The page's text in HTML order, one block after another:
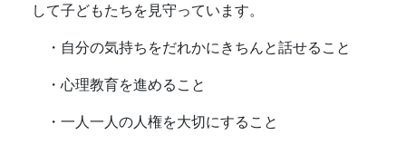
して子どもたちを見守っています。
・自分の気持ちをだれかにきちんと話せること
・心理教育を進めること
・一人一人の人権を大切にすること